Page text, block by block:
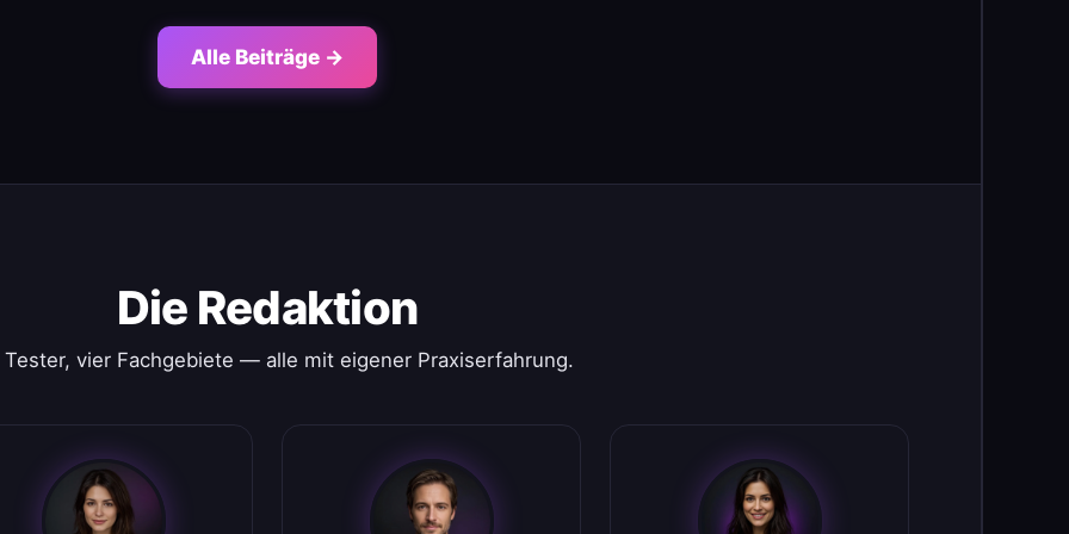
Alle Beiträge →
Die Redaktion
Tester, vier Fachgebiete — alle mit eigener Praxiserfahrung.